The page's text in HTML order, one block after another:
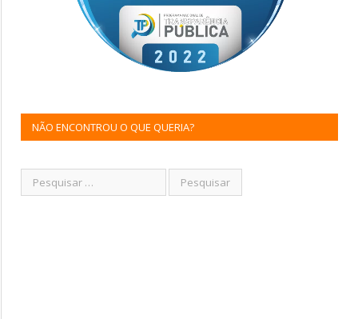
NÃO ENCONTROU O QUE QUERIA?